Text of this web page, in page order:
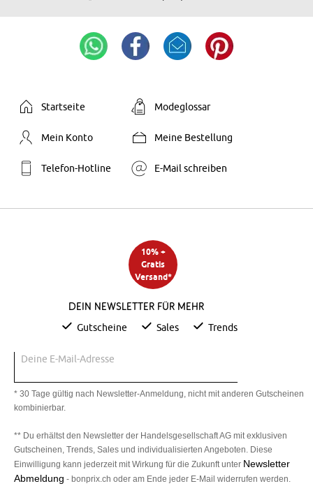
Startseite Modeglossar
Mein Konto Meine Bestellung
Telefon-Hotline E-Mail schreiben
10% +
Gratis
Versand*
Dein Newsletter für mehr
Gutscheine Sales Trends
Deine E-Mail-Adresse
* 30 Tage gültig nach Newsletter-Anmeldung, nicht mit anderen Gutscheinen
kombinierbar.
** Du erhältst den Newsletter der Handelsgesellschaft AG mit exklusiven
Gutscheinen, Trends, Sales und individualisierten Angeboten. Diese
Einwilligung kann jederzeit mit Wirkung für die Zukunft unter Newsletter
Abmeldung - bonprix.ch oder am Ende jeder E-Mail widerrufen werden.